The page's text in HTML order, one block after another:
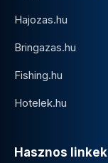
Hajozas.hu
Bringazas.hu
Fishing.hu
Hotelek.hu
Hasznos linkek